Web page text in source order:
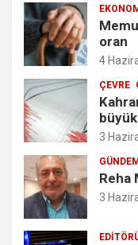
oran
4
ÇEVRE
3
GÜNDEM
Reha
3